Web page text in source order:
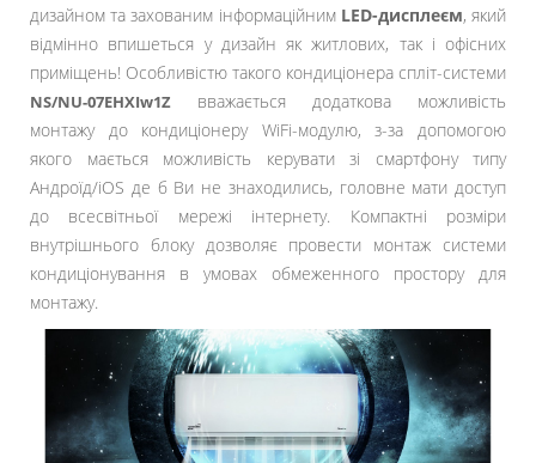
дизайном та захованим інформаційним LED-дисплеєм, який
відмінно впишеться у дизайн як житлових, так і офісних
приміщень! Особливістю такого кондиціонера спліт-системи
NS/NU-07EHXIw1Z вважається додаткова можливість
монтажу до кондиціонеру WiFi-модулю, з-за допомогою
якого мається можливість керувати зі смартфону типу
Андроїд/іOS де б Ви не знаходились, головне мати доступ
до всесвітньої мережі інтернету. Компактні розміри
внутрішнього блоку дозволяє провести монтаж системи
кондиціонування в умовах обмеженного простору для
монтажу.